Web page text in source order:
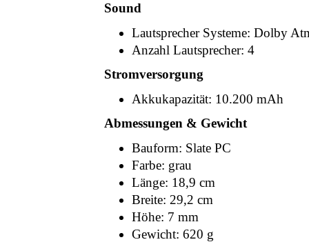
Sound
Lautsprecher Systeme: Dolby
Anzahl Lautsprecher: 4
Stromversorgung
Akkukapazität: 10.200 mAh
Abmessungen & Gewicht
Bauform: Slate PC
Farbe: grau
Länge: 18,9 cm
Breite: 29,2 cm
Höhe: 7 mm
Gewicht: 620 g